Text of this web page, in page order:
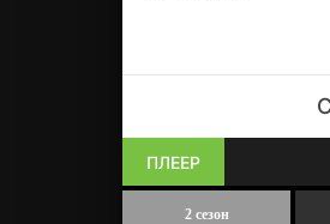
ПЛЕЕР
2 сезон